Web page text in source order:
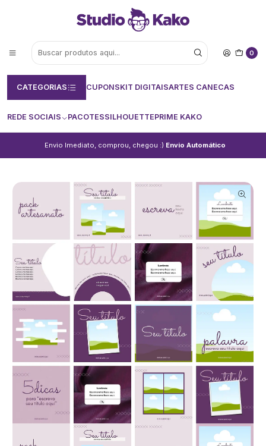
0
CATEGORIAS CUPONSKIT DIGITAISARTES CANECAS
REDE SOCIAIS PACOTESSILHOUETTEPRIME KAKO
Envio Imediato, comprou, chegou :) Envio Automático